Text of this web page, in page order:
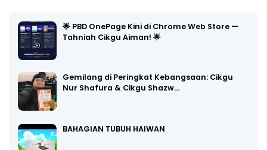
🌟 PBD OnePage Kini di Chrome Web Store —
Tahniah Cikgu Aiman! 🌟
Gemilang di Peringkat Kebangsaan: Cikgu
Nur Shafura & Cikgu Shazw…
BAHAGIAN TUBUH HAIWAN